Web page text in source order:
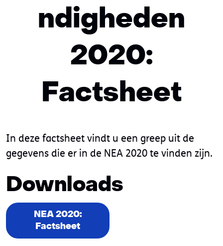
ndigheden
2020:
Factsheet
In deze factsheet vindt u een greep uit de
gegevens die er in de NEA 2020 te vinden zijn.
Downloads
NEA 2020:
Factsheet